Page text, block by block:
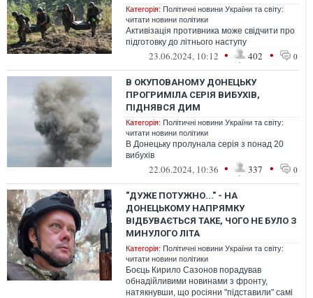
Категорія: Політичні новини України та світу:
читати новини політики
Активізація противника може свідчити про
підготовку до літнього наступу
23.06.2024, 10:12 • 402 • 0
В ОКУПОВАНОМУ ДОНЕЦЬКУ
ПРОГРИМІЛА СЕРІЯ ВИБУХІВ,
ПІДНЯВСЯ ДИМ
Категорія: Політичні новини України та світу:
читати новини політики
В Донецьку пролунала серія з понад 20
вибухів
22.06.2024, 10:36 • 337 • 0
"ДУЖЕ ПОТУЖНО..." - НА
ДОНЕЦЬКОМУ НАПРЯМКУ
ВІДБУВАЄТЬСЯ ТАКЕ, ЧОГО НЕ БУЛО З
МИНУЛОГО ЛІТА
Категорія: Політичні новини України та світу:
читати новини політики
Боєць Кирило Сазонов порадував
обнадійливими новинами з фронту,
натякнувши, що росіяни "підставили" самі